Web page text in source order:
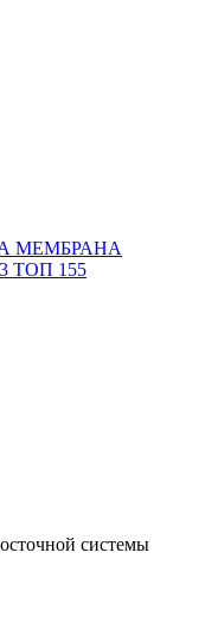
МЕМБРАНА
ТОП 155
системы